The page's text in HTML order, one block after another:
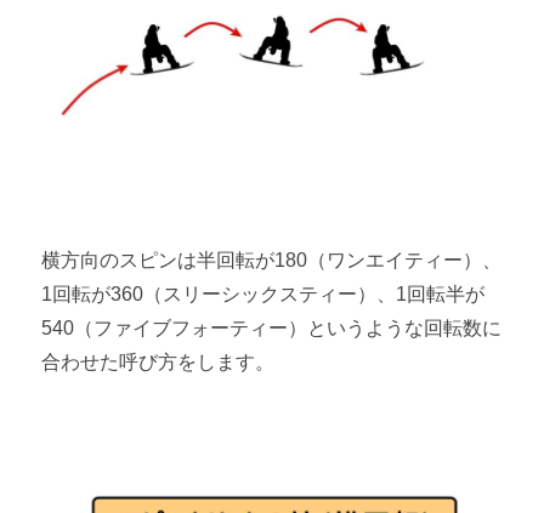
横方向のスピンは半回転が180（ワンエイティー）、
1回転が360（スリーシックスティー）、1回転半が
540（ファイブフォーティー）というような回転数に
合わせた呼び方をします。